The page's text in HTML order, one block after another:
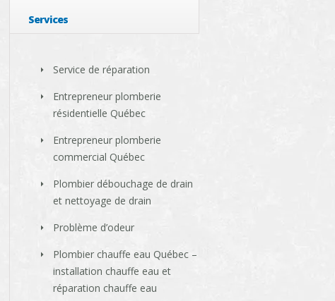
Services
Service de réparation
Entrepreneur plomberie
résidentielle Québec
Entrepreneur plomberie
commercial Québec
Plombier débouchage de drain
et nettoyage de drain
Problème d’odeur
Plombier chauffe eau Québec –
installation chauffe eau et
réparation chauffe eau